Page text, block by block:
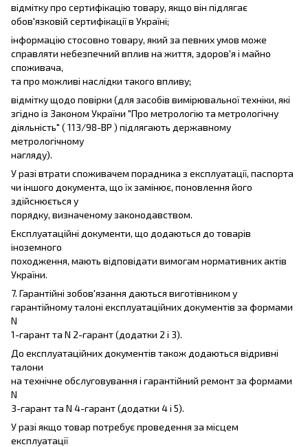
відмітку про сертифікацію товару, якщо він підлягає
обов'язковій сертифікації в Україні;
інформацію стосовно товару, який за певних умов може
справляти небезпечний вплив на життя, здоров'я і майно
споживача,
та про можливі наслідки такого впливу;
відмітку щодо повірки (для засобів вимірювальної техніки, які
згідно із Законом України "Про метрологію та метрологічну
діяльність" ( 113/98-ВР ) підлягають державному
метрологічному
нагляду).
У разі втрати споживачем порадника з експлуатації, паспорта
чи іншого документа, що їх замінює, поновлення його
здійснюється у
порядку, визначеному законодавством.
Експлуатаційні документи, що додаються до товарів
іноземного
походження, мають відповідати вимогам нормативних актів
України.
7. Гарантійні зобов'язання даються виготівником у
гарантійному талоні експлуатаційних документів за формами
N
1-гарант та N 2-гарант (додатки 2 і 3).
До експлуатаційних документів також додаються відривні
талони
на технічне обслуговування і гарантійний ремонт за формами
N
3-гарант та N 4-гарант (додатки 4 і 5).
У разі якщо товар потребує проведення за місцем
експлуатації